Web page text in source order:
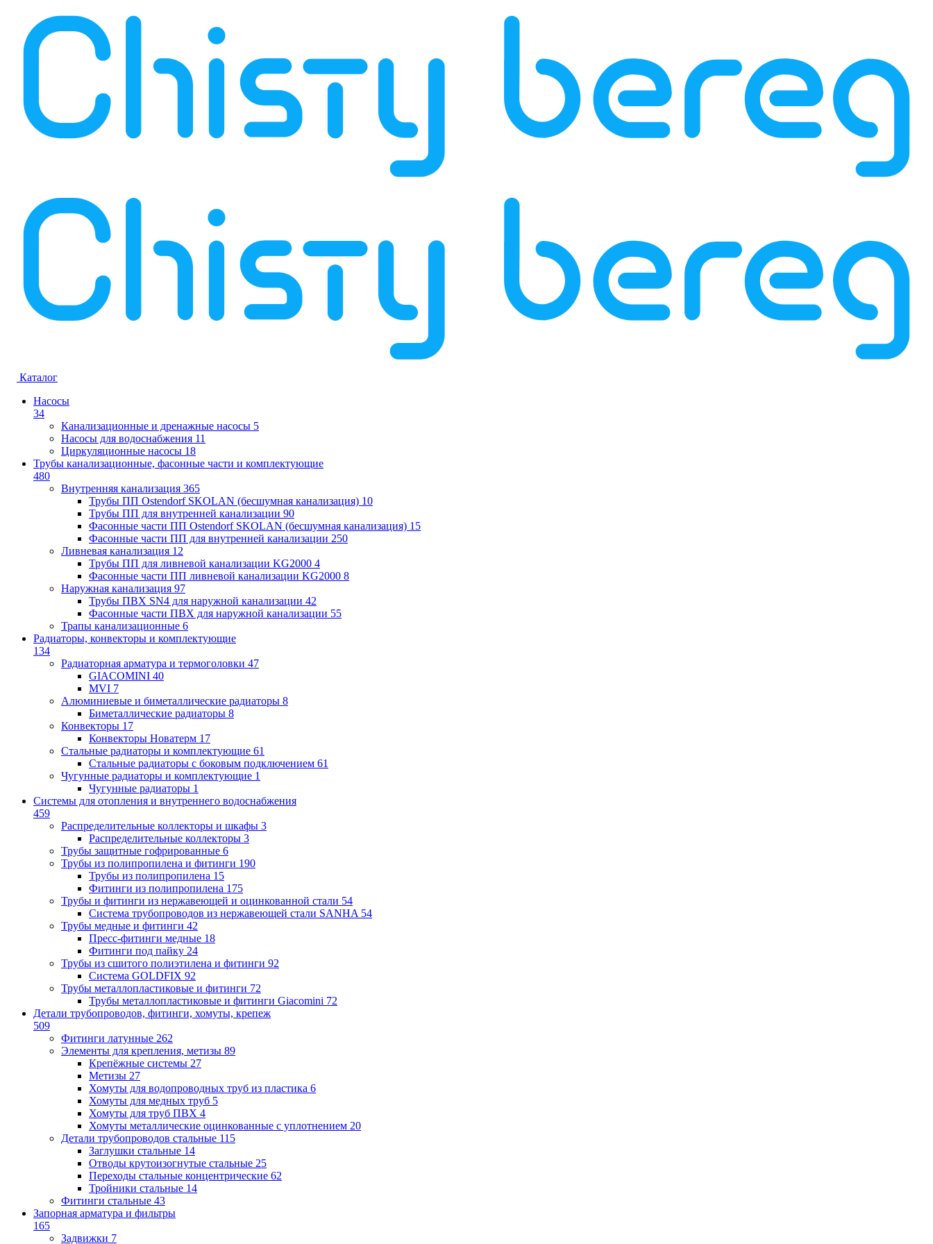
Каталог
Насосы
34
Канализационные и дренажные насосы 5
Насосы для водоснабжения 11
Циркуляционные насосы 18
Трубы канализационные, фасонные части и комплектующие
480
Внутренняя канализация 365
Трубы ПП Ostendorf SKOLAN (бесшумная канализация) 10
Трубы ПП для внутренней канализации 90
Фасонные части ПП Ostendorf SKOLAN (бесшумная канализация) 15
Фасонные части ПП для внутренней канализации 250
Ливневая канализация 12
Трубы ПП для ливневой канализации KG2000 4
Фасонные части ПП ливневой канализации KG2000 8
Наружная канализация 97
Трубы ПВХ SN4 для наружной канализации 42
Фасонные части ПВХ для наружной канализации 55
Трапы канализационные 6
Радиаторы, конвекторы и комплектующие
134
Радиаторная арматура и термоголовки 47
GIACOMINI 40
MVI 7
Алюминиевые и биметаллические радиаторы 8
Биметаллические радиаторы 8
Конвекторы 17
Конвекторы Новатерм 17
Стальные радиаторы и комплектующие 61
Стальные радиаторы с боковым подключением 61
Чугунные радиаторы и комплектующие 1
Чугунные радиаторы 1
Системы для отопления и внутреннего водоснабжения
459
Распределительные коллекторы и шкафы 3
Распределительные коллекторы 3
Трубы защитные гофрированные 6
Трубы из полипропилена и фитинги 190
Трубы из полипропилена 15
Фитинги из полипропилена 175
Трубы и фитинги из нержавеющей и оцинкованной стали 54
Система трубопроводов из нержавеющей стали SANHA 54
Трубы медные и фитинги 42
Пресс-фитинги медные 18
Фитинги под пайку 24
Трубы из сшитого полиэтилена и фитинги 92
Система GOLDFIX 92
Трубы металлопластиковые и фитинги 72
Трубы металлопластиковые и фитинги Giacomini 72
Детали трубопроводов, фитинги, хомуты, крепеж
509
Фитинги латунные 262
Элементы для крепления, метизы 89
Крепёжные системы 27
Метизы 27
Хомуты для водопроводных труб из пластика 6
Хомуты для медных труб 5
Хомуты для труб ПВХ 4
Хомуты металлические оцинкованные с уплотнением 20
Детали трубопроводов стальные 115
Заглушки стальные 14
Отводы крутоизогнутые стальные 25
Переходы стальные концентрические 62
Тройники стальные 14
Фитинги стальные 43
Запорная арматура и фильтры
165
Задвижки 7